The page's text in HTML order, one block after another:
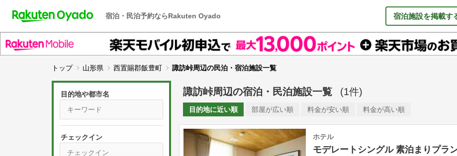
宿泊・民泊予約ならRakuten Oyado 宿泊施設を掲載す
トップ 山形県 西置賜郡飯豊町 諏訪峠周辺の民泊・宿泊施設一覧
目的地や都市名
チェックイン
諏訪峠周辺の宿泊・民泊施設一覧 (1件)
目的地に近い順 部屋が広い順 料金が安い順 料金が高い順
ホテル
モデレートシングル 素泊まりプラ